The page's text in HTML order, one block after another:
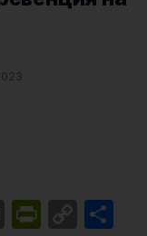
Email